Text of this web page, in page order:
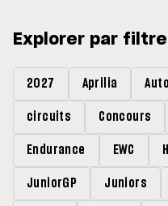
Explorer par filtre
2027 Aprilia Auto
circuits Concours
Endurance EWC
JuniorGP Juniors